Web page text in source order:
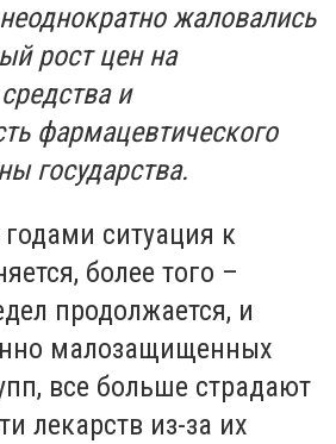
жаловались
рост цен на
и
фармацевтического
государства.
ситуация к
более того –
продолжается, и
малозащищенных
все больше страдают
лекарств из-за их